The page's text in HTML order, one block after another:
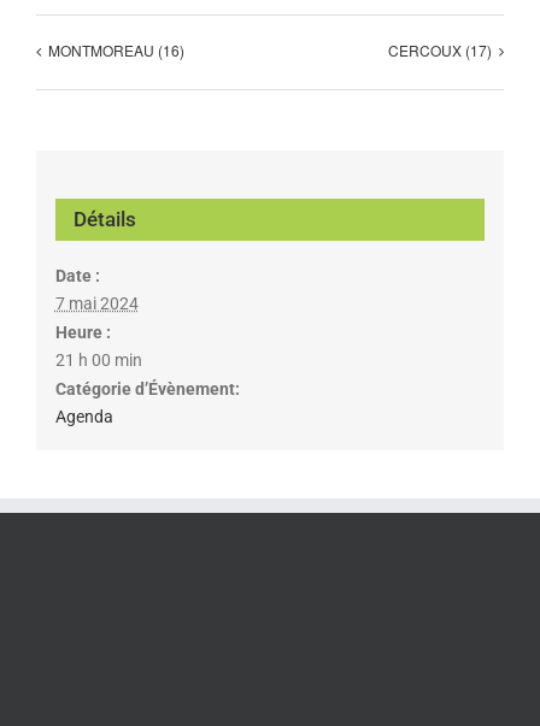
MONTMOREAU (16) CERCOUX (17)
Détails
Date :
7 mai 2024
Heure :
21 h 00 min
Catégorie d’Évènement:
Agenda